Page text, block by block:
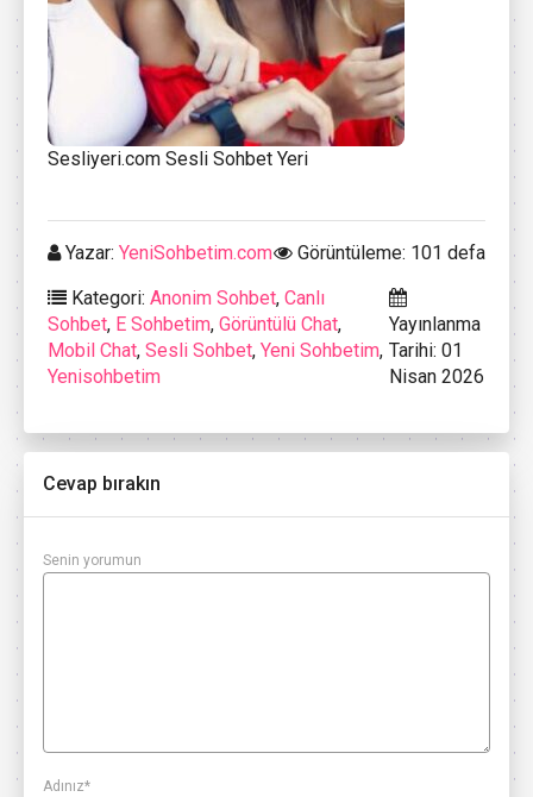
Sesliyeri.com Sesli Sohbet Yeri
Yazar: YeniSohbetim.com
Görüntüleme: 101 defa
Kategori: Anonim Sohbet, Canlı
Sohbet, E Sohbetim, Görüntülü Chat,
Mobil Chat, Sesli Sohbet, Yeni Sohbetim,
Yenisohbetim
Yayınlanma
Tarihi: 01
Nisan 2026
Cevap bırakın
Senin yorumun
Adınız*